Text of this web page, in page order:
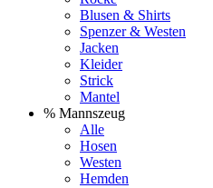
Blusen & Shirts
Spenzer & Westen
Jacken
Kleider
Strick
Mantel
% Mannszeug
Alle
Hosen
Westen
Hemden